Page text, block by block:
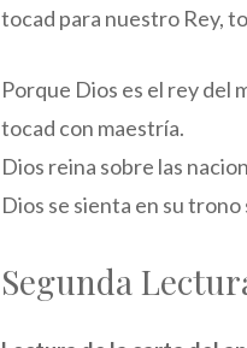
tocad para nuestro Rey,
Porque Dios es el rey del
tocad con maestría.
Dios reina sobre las
Dios se sienta en su trono
Segunda